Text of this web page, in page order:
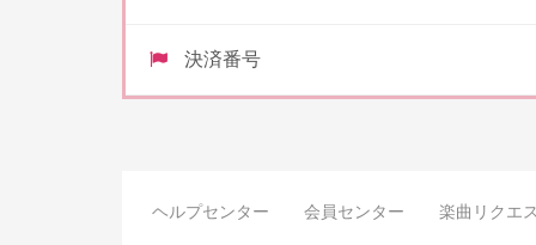
決済番号
ヘルプセンター 会員センター 楽曲リクエ